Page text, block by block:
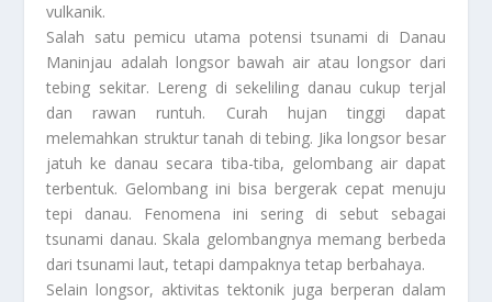
vulkanik.
Salah satu pemicu utama potensi tsunami di Danau
Maninjau adalah longsor bawah air atau longsor dari
tebing sekitar. Lereng di sekeliling danau cukup terjal
dan rawan runtuh. Curah hujan tinggi dapat
melemahkan struktur tanah di tebing. Jika longsor besar
jatuh ke danau secara tiba-tiba, gelombang air dapat
terbentuk. Gelombang ini bisa bergerak cepat menuju
tepi danau. Fenomena ini sering di sebut sebagai
tsunami danau. Skala gelombangnya memang berbeda
dari tsunami laut, tetapi dampaknya tetap berbahaya.
Selain longsor, aktivitas tektonik juga berperan dalam